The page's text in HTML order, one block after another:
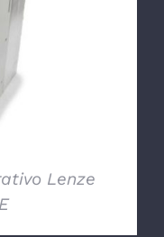
Lenze